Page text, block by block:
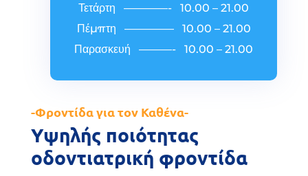
Τετάρτη ————- 10.00 – 21.00
Πέμπτη ————– 10.00 – 21.00
Παρασκευή ———- 10.00 – 21.00
-Φροντίδα για τον Καθένα-
Υψηλής ποιότητας
οδοντιατρική φροντίδα